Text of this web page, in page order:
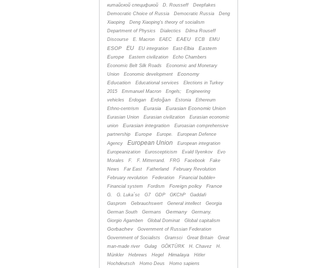
китайской спецификой
D. Rousseff
Deepfakes
Democratic Choice of Russia
Democratic Russia
Deng
Xiaoping
Deng Xiaoping's theory of socialism
Department of Physics
Dialectics
Dilma Rouseff
Discourse
E. Macron EAEC EAEU ECB EMU
ESOP EU EU integration East-Elbia
Eastern
Europe
Eastern civilization
Echo Chambers
Economic Belt Silk Roads
Economic and Monetary
Union
Economic development
Economy
Education
Educational services
Elections in Turkey
2015
Emmanuel Macron Engels;
Engineering
vehicles
Erdogan Erdoğan Estonia
Ethereum
Ethno-centrism
Eurasia Eurasian Economic Union
Eurasian Union Eurasian civilization
Eurasian economic
union
Eurasian integration
Euroasian comprehensive
partnership
Europe Europe.
European Defence
Agency
European Union
European integration
Europeanization
Euroscepticism Evald Ilyenkov
Evo
Morales
F. F. Mitterrand. FRG Facebook
Fake
News
Far East Fatherland
February Revolution
February revolution
Federation
Financial bubble»
Financial system
Fordism Foreign policy France
G. G. Luka´sc G7 GDP GKChP
Gaddafi
Gasprom
Gebrauchswert General intellect
Georgia
German South
Germans Germany
Germany.
Giorgio Agamben
Global Dominat Global capitalism
Gorbachev
Government of Russian Federation
Government of Socialists
Gramsci Great Britain
Great
man-made river
Gulag GÖKTÜRK H. Chavez
H.
Münkler
Hebrews Hegel Himalaya
Hitler
Hochdeutsch
Homo Deus
Homo sapiens